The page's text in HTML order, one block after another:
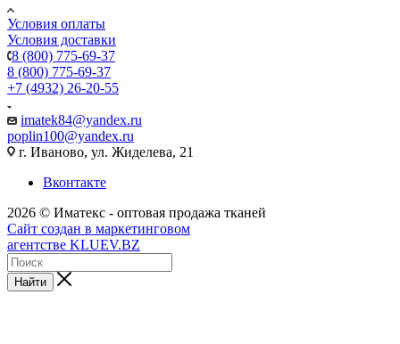
Условия оплаты
Условия доставки
8 (800) 775-69-37
8 (800) 775-69-37
+7 (4932) 26-20-55
imatek84@yandex.ru
poplin100@yandex.ru
г. Иваново, ул. Жиделева, 21
Вконтакте
2026 © Иматекс - оптовая продажа тканей
Сайт создан в маркетинговом
агентстве KLUEV.BZ
Найти